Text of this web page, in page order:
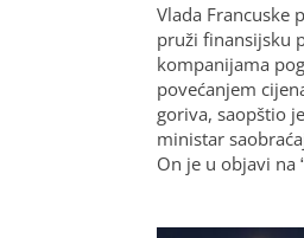
Vlada Francuske
pruži finansijsku
kompanijama
povećanjem
goriva, saopštio
ministar
On je u objavi na